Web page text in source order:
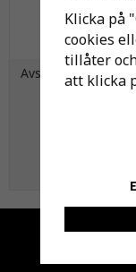
Avsyrningsmassa
2 25kg
Klicka på
cookies
tillåter
att klicka